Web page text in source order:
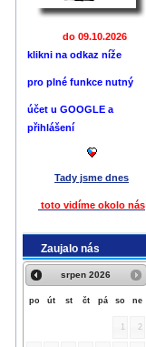
do 09.10.2026
klikni na odkaz níže
pro plné funkce nutný
účet u GOOGLE a
přihlášení
Tady jsme dnes
toto vidíme okolo nás
Zaujalo nás
srpen 2026
po út st čt pá so ne
1 2